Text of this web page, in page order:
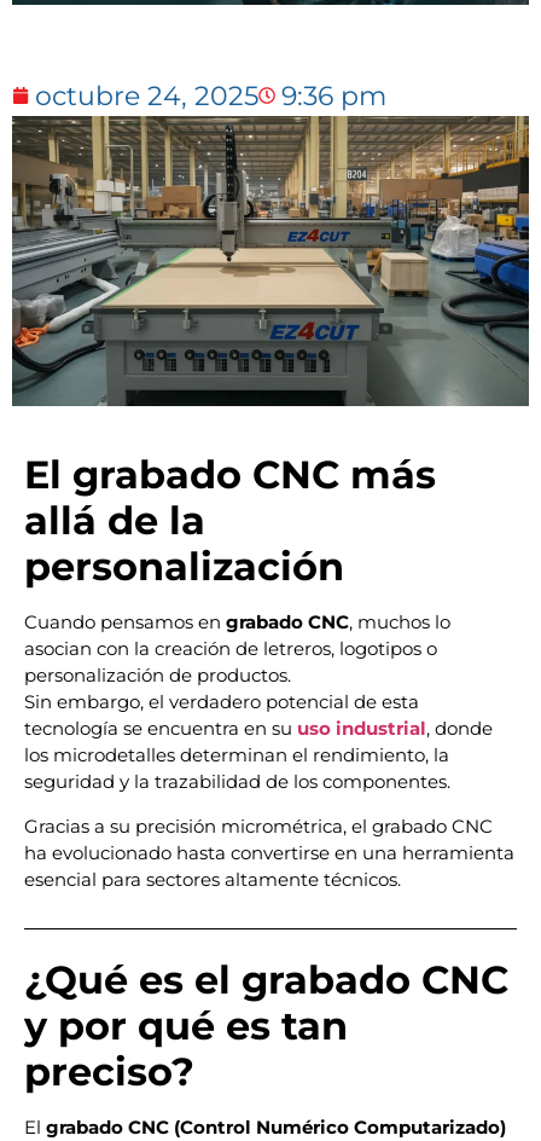
octubre 24, 2025 9:36 pm
El grabado CNC más
allá de la
personalización
Cuando pensamos en grabado CNC, muchos lo
asocian con la creación de letreros, logotipos o
personalización de productos.
Sin embargo, el verdadero potencial de esta
tecnología se encuentra en su uso industrial, donde
los microdetalles determinan el rendimiento, la
seguridad y la trazabilidad de los componentes.
Gracias a su precisión micrométrica, el grabado CNC
ha evolucionado hasta convertirse en una herramienta
esencial para sectores altamente técnicos.
¿Qué es el grabado CNC
y por qué es tan
preciso?
El grabado CNC (Control Numérico Computarizado)